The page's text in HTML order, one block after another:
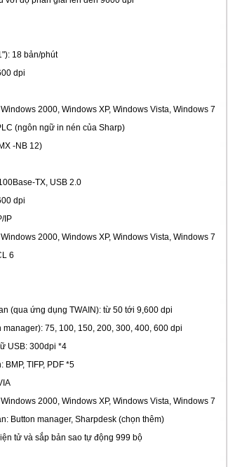
18 bản/phút
dpi
2000, Windows XP, Windows Vista, Windows 7
(ngôn ngữ in nén của Sharp)
-NB 12)
TX, USB 2.0
dpi
IP
2000, Windows XP, Windows Vista, Windows 7
6
(qua ứng dụng TWAIN): từ 50 tới 9,600 dpi
manager): 75, 100, 150, 200, 300, 400, 600 dpi
USB: 300dpi *4
TIFP, PDF *5
2000, Windows XP, Windows Vista, Windows 7
Button manager, Sharpdesk (chọn thêm)
tử và sắp bản sao tự động 999 bộ